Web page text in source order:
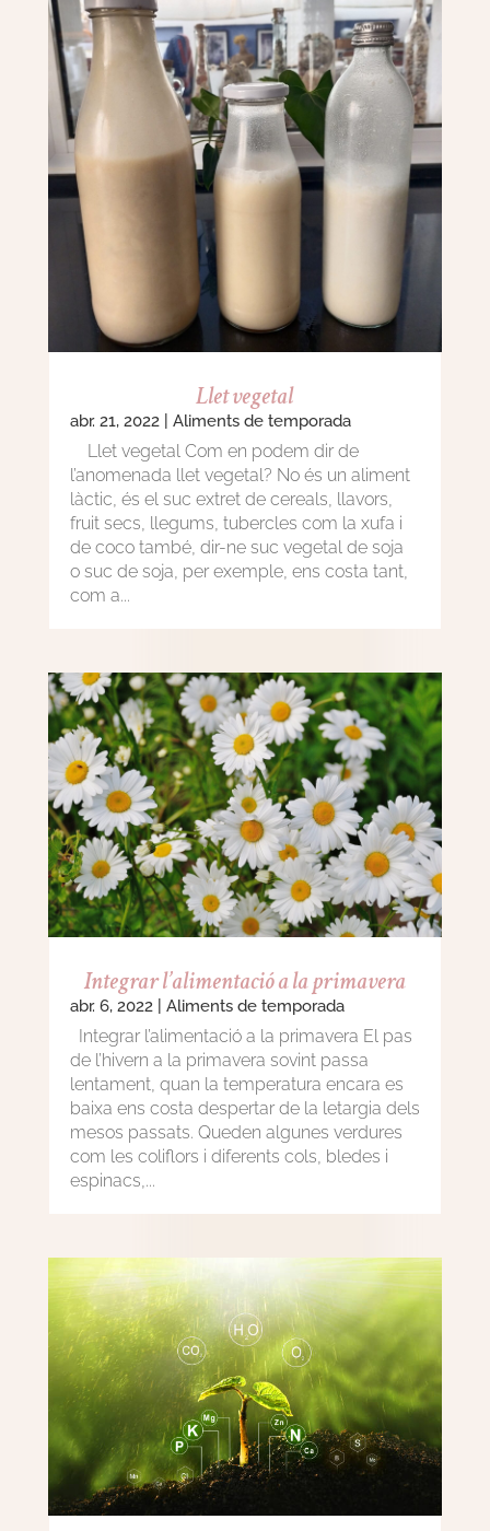
Llet vegetal
abr. 21, 2022| Aliments de temporada
Llet vegetal Com en podem dir de
l’anomenada llet vegetal? No és un aliment
làctic, és el suc extret de cereals, llavors,
fruit secs, llegums, tubercles com la xufa i
de coco també, dir-ne suc vegetal de soja
o suc de soja, per exemple, ens costa tant,
com a...
Integrar l’alimentació a la primavera
abr. 6, 2022 Aliments de temporada
Integrar l’alimentació a la primavera El pas
de l’hivern a la primavera sovint passa
lentament, quan la temperatura encara es
baixa ens costa despertar de la letargia dels
mesos passats. Queden algunes verdures
com les coliflors i diferents cols, bledes i
espinacs,...